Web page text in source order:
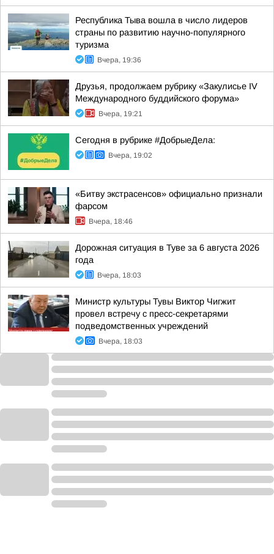
Республика Тыва вошла в число лидеров
страны по развитию научно-популярного
туризма
Вчера, 19:36
Друзья, продолжаем рубрику «Закулисье IV
Международного буддийского форума»
Вчера, 19:21
Сегодня в рубрике #ДобрыеДела:
Вчера, 19:02
«Битву экстрасенсов» официально признали
фарсом
Вчера, 18:46
Дорожная ситуация в Туве за 6 августа 2026
года
Вчера, 18:03
Министр культуры Тувы Виктор Чигжит
провел встречу с пресс-секретарями
подведомственных учреждений
Вчера, 18:03